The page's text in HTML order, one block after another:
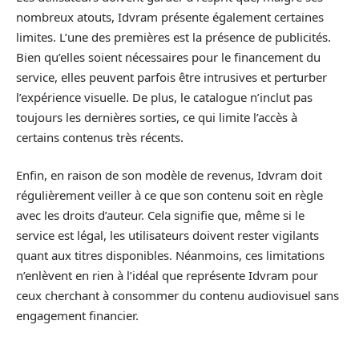
nombreux atouts, Idvram présente également certaines
limites. L’une des premières est la présence de publicités.
Bien qu’elles soient nécessaires pour le financement du
service, elles peuvent parfois être intrusives et perturber
l’expérience visuelle. De plus, le catalogue n’inclut pas
toujours les dernières sorties, ce qui limite l’accès à
certains contenus très récents.
Enfin, en raison de son modèle de revenus, Idvram doit
régulièrement veiller à ce que son contenu soit en règle
avec les droits d’auteur. Cela signifie que, même si le
service est légal, les utilisateurs doivent rester vigilants
quant aux titres disponibles. Néanmoins, ces limitations
n’enlèvent en rien à l’idéal que représente Idvram pour
ceux cherchant à consommer du contenu audiovisuel sans
engagement financier.